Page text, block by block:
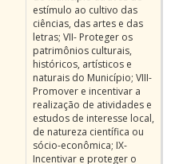
estímulo ao cultivo das
ciências, das artes e das
letras; VII- Proteger os
patrimônios culturais,
históricos, artísticos e
naturais do Município; VIII-
Promover e incentivar a
realização de atividades e
estudos de interesse local,
de natureza científica ou
sócio-econômica; IX-
Incentivar e proteger o